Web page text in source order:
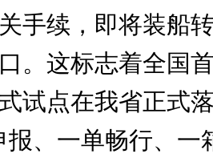
手续，即将装船
。这标志着全国
试点在我省正式
报、一单畅行、一